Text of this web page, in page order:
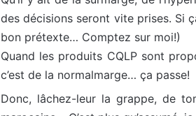
des décisions seront vite prises. Si
bon prétexte… Comptez sur moi!)
Quand les produits CQLP sont
c’est de la normalmarge… ça passe!
Donc, lâchez-leur la grappe, de